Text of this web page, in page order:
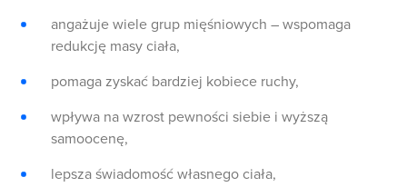
angażuje wiele grup mięśniowych – wspomaga
redukcję masy ciała,
pomaga zyskać bardziej kobiece ruchy,
wpływa na wzrost pewności siebie i wyższą
samoocenę,
lepsza świadomość własnego ciała,